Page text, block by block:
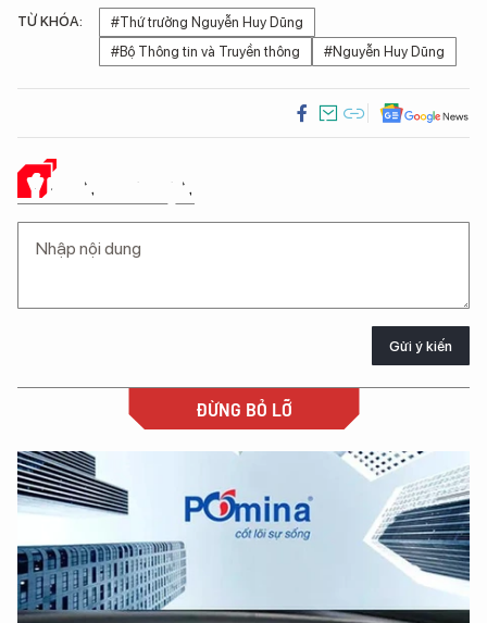
TỪ KHÓA:
#Thứ trưởng Nguyễn Huy Dũng
#Bộ Thông tin và Truyền thông
#Nguyễn Huy Dũng
Ý KIẾN CỦA BẠN
Gửi ý kiến
ĐỪNG BỎ LỠ